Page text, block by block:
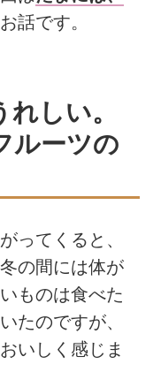
話です。
しい。
ルーツの
ってくると、
の間には体が
ものは食べた
たのですが、
いしく感じま